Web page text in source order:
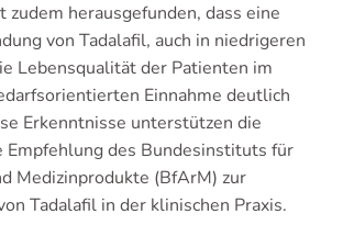
herausgefunden, dass eine
von Tadalafil, auch in niedrigeren
Lebensqualität der Patienten im
Einnahme deutlich
Erkenntnisse unterstützen die
Empfehlung des Bundesinstituts für
Medizinprodukte (BfArM) zur
Tadalafil in der klinischen Praxis.